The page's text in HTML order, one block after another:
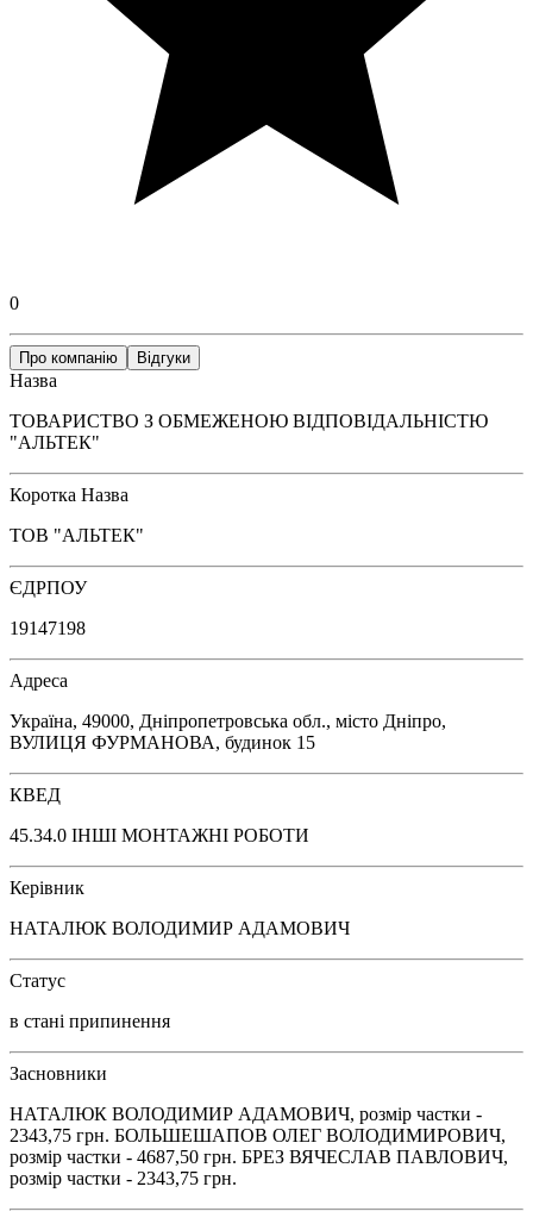
0
Про компанію Відгуки
Назва
ТОВАРИСТВО З ОБМЕЖЕНОЮ ВІДПОВІДАЛЬНІСТЮ
"АЛЬТЕК"
Коротка Назва
ТОВ "АЛЬТЕК"
ЄДРПОУ
19147198
Адреса
Україна, 49000, Дніпропетровська обл., місто Дніпро,
ВУЛИЦЯ ФУРМАНОВА, будинок 15
КВЕД
45.34.0 ІНШІ МОНТАЖНІ РОБОТИ
Керівник
НАТАЛЮК ВОЛОДИМИР АДАМОВИЧ
Статус
в стані припинення
Засновники
НАТАЛЮК ВОЛОДИМИР АДАМОВИЧ, розмір частки -
2343,75 грн. БОЛЬШЕШАПОВ ОЛЕГ ВОЛОДИМИРОВИЧ,
розмір частки - 4687,50 грн. БРЕЗ ВЯЧЕСЛАВ ПАВЛОВИЧ,
розмір частки - 2343,75 грн.